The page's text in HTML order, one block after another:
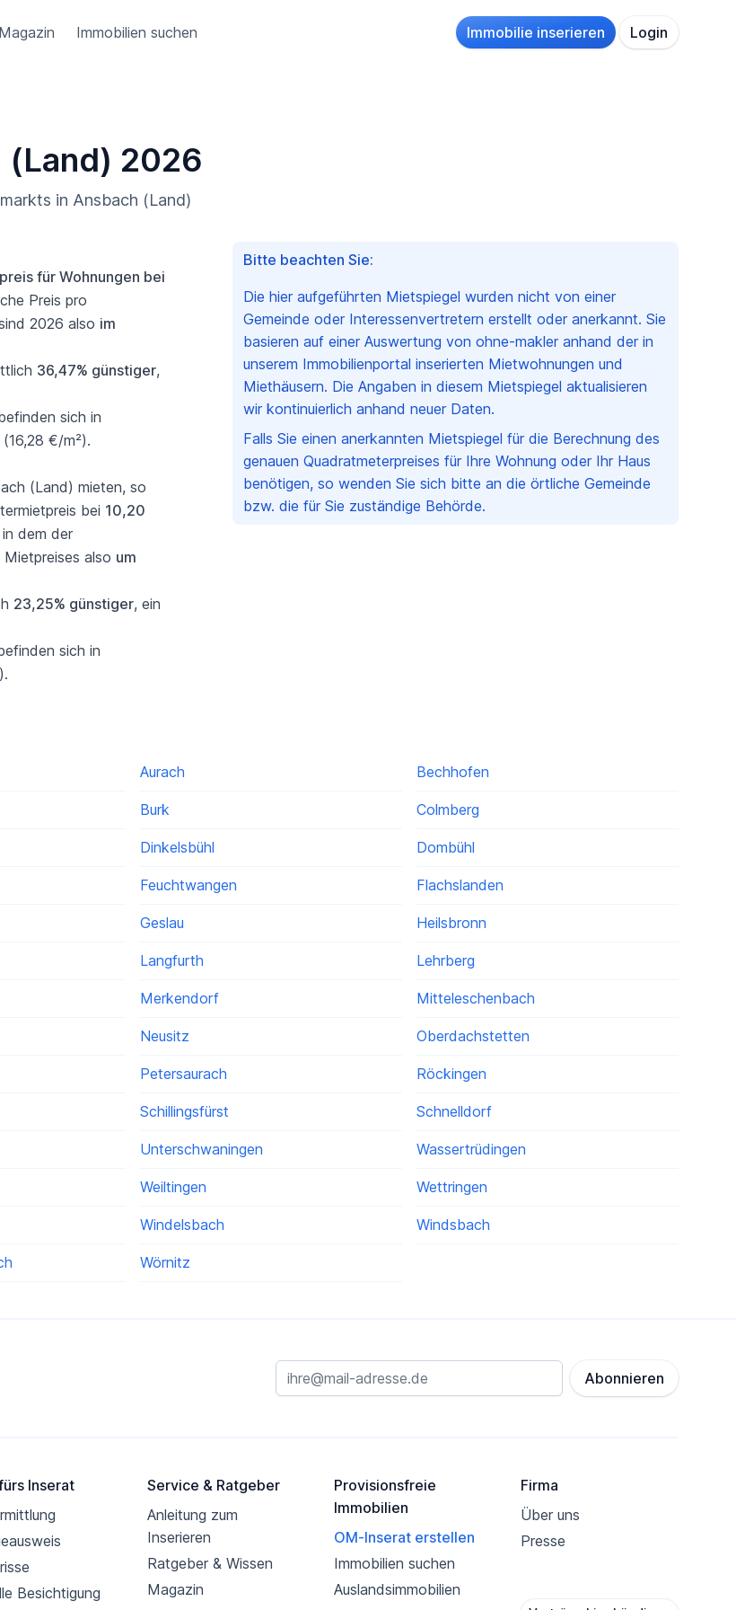
Magazin Immobilien suchen Immobilie inserieren Login
(Land) 2026
in Ansbach (Land)
für Wohnungen bei
Preis pro
2026 also im
36,47% günstiger,
sich in
(16,28 €/m²).
(Land) mieten, so
bei 10,20
dem der
also um
23,25% günstiger, ein
sich in
Bitte beachten Sie:
Die hier aufgeführten Mietspiegel wurden nicht von einer
Gemeinde oder Interessenvertretern erstellt oder anerkannt. Sie
basieren auf einer Auswertung von ohne-makler anhand der in
unserem Immobilienportal inserierten Mietwohnungen und
Miethäusern. Die Angaben in diesem Mietspiegel aktualisieren
wir kontinuierlich anhand neuer Daten.
Falls Sie einen anerkannten Mietspiegel für die Berechnung des
genauen Quadratmeterpreises für Ihre Wohnung oder Ihr Haus
benötigen, so wenden Sie sich bitte an die örtliche Gemeinde
bzw. die für Sie zuständige Behörde.
Aurach Bechhofen
Burk Colmberg
Dinkelsbühl Dombühl
Feuchtwangen Flachslanden
Geslau Heilsbronn
Langfurth Lehrberg
Merkendorf Mitteleschenbach
Neusitz Oberdachstetten
Petersaurach Röckingen
Schillingsfürst Schnelldorf
Unterschwaningen Wassertrüdingen
Weiltingen Wettringen
Windelsbach Windsbach
Wörnitz
Abonnieren
Inserat
Besichtigung
Service & Ratgeber
Anleitung zum
Inserieren
Ratgeber & Wissen
Magazin
Provisionsfreie
Immobilien
OM-Inserat erstellen
Immobilien suchen
Auslandsimmobilien
Firma
Über uns
Presse